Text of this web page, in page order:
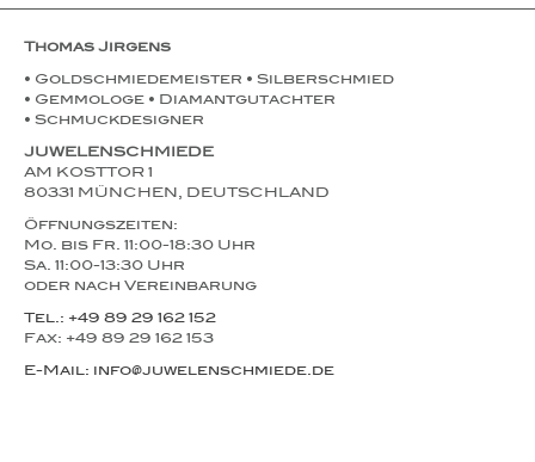
Thomas Jirgens
• Goldschmiedemeister • Silberschmied
• Gemmologe • Diamantgutachter
• Schmuckdesigner
JUWELENSCHMIEDE
AM KOSTTOR 1
80331 MÜNCHEN, DEUTSCHLAND
Öffnungszeiten:
Mo. bis Fr. 11:00-18:30 Uhr
Sa. 11:00-13:30 Uhr
oder nach Vereinbarung
Tel.: +49 89 29 162 152
Fax: +49 89 29 162 153
E-Mail: info@juwelenschmiede.de